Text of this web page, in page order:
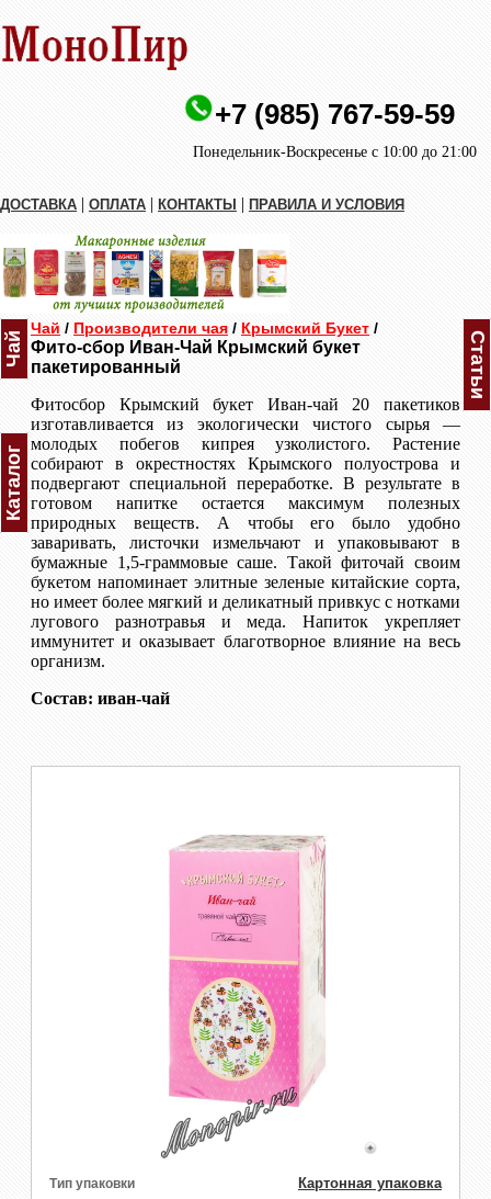
+7 (985) 767-59-59
Понедельник-Воскресенье с 10:00 до 21:00
ДОСТАВКА | ОПЛАТА | КОНТАКТЫ | ПРАВИЛА И УСЛОВИЯ
Чай
Каталог
Чай / Производители чая / Крымский Букет /
Фито-сбор Иван-Чай Крымский букет
пакетированный
Фитосбор Крымский букет Иван-чай 20 пакетиков
изготавливается из экологически чистого сырья —
молодых побегов кипрея узколистого. Растение
собирают в окрестностях Крымского полуострова и
подвергают специальной переработке. В результате в
готовом напитке остается максимум полезных
природных веществ. А чтобы его было удобно
заваривать, листочки измельчают и упаковывают в
бумажные 1,5-граммовые саше. Такой фиточай своим
букетом напоминает элитные зеленые китайские сорта,
но имеет более мягкий и деликатный привкус с нотками
лугового разнотравья и меда. Напиток укрепляет
иммунитет и оказывает благотворное влияние на весь
организм.
Состав: иван-чай
Тип упаковки Картонная упаковка
Статьи